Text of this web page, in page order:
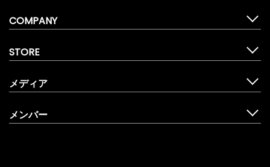
COMPANY
STORE
メディア
メンバー